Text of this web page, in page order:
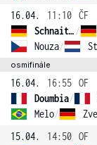
16.04.
11:10 ČF
Schnaitter /
Nouza/
osmifinále
16.04. 16:55 OF
Doumbia/
Melo/
15.04.
14:50 OF